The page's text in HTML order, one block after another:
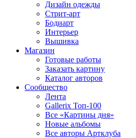
Дизайн одежды
Стрит-арт
Бодиарт
Интерьер
Вышивка
Магазин
Готовые работы
Заказать картину
Каталог авторов
Сообщество
Лента
Gallerix Топ-100
Все «Картины дня»
Новые альбомы
Все авторы Артклуба